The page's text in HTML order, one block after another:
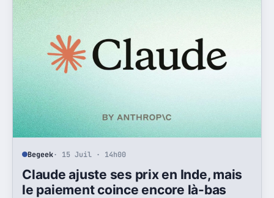
Begeek· 15 Juil · 14h00
Claude ajuste ses prix en Inde, mais
le paiement coince encore là-bas